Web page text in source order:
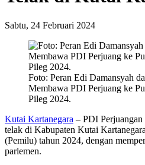
Sabtu, 24 Februari 2024
Foto: Peran Edi Damansyah
Membawa PDI Perjuang ke
Pileg 2024.
Kutai Kartanegara – PDI Perjuangan
telak di Kabupaten Kutai
(Pemilu) tahun 2024, dengan
parlemen.